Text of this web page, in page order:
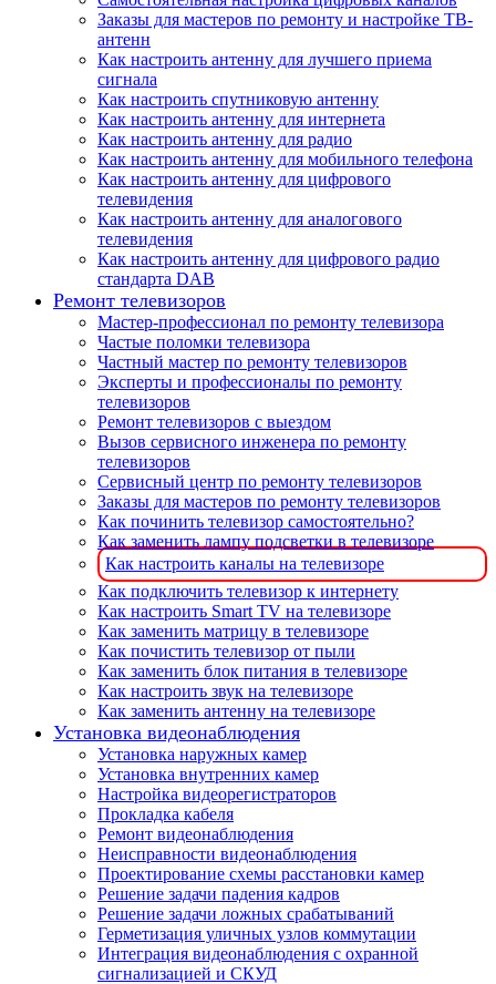
Заказы для мастеров по ремонту и настройке ТВ-
антенн
Как настроить антенну для лучшего приема
сигнала
Как настроить спутниковую антенну
Как настроить антенну для интернета
Как настроить антенну для радио
Как настроить антенну для мобильного телефона
Как настроить антенну для цифрового
телевидения
Как настроить антенну для аналогового
телевидения
Как настроить антенну для цифрового радио
стандарта DAB
Ремонт телевизоров
Мастер-профессионал по ремонту телевизора
Частые поломки телевизора
Частный мастер по ремонту телевизоров
Эксперты и профессионалы по ремонту
телевизоров
Ремонт телевизоров с выездом
Вызов сервисного инженера по ремонту
телевизоров
Сервисный центр по ремонту телевизоров
Заказы для мастеров по ремонту телевизоров
Как починить телевизор самостоятельно?
Как заменить лампу подсветки в телевизоре
Как настроить каналы на телевизоре
Как подключить телевизор к интернету
Как настроить Smart TV на телевизоре
Как заменить матрицу в телевизоре
Как почистить телевизор от пыли
Как заменить блок питания в телевизоре
Как настроить звук на телевизоре
Как заменить антенну на телевизоре
Установка видеонаблюдения
Установка наружных камер
Установка внутренних камер
Настройка видеорегистраторов
Прокладка кабеля
Ремонт видеонаблюдения
Неисправности видеонаблюдения
Проектирование схемы расстановки камер
Решение задачи падения кадров
Решение задачи ложных срабатываний
Герметизация уличных узлов коммутации
Интеграция видеонаблюдения с охранной
сигнализацией и СКУД